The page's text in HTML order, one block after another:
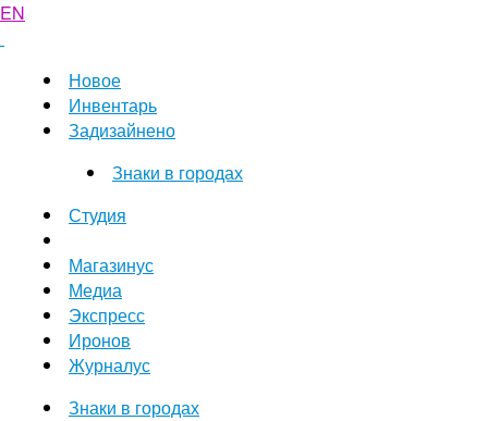
EN
Новое
Инвентарь
Задизайнено
Знаки в городах
Студия
Магазинус
Медиа
Экспресс
Иронов
Журналус
Знаки в городах